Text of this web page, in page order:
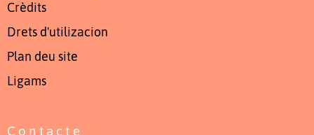
Crèdits
Drets d'utilizacion
Plan deu site
Ligams
Contacte